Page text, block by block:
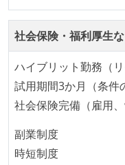
テストの実施度
ほとんどのプロダ
施している
機能の実装と同時
アジャイル実践
1ヶ月以下の短い
している
社会保険・福利厚生
ハイブリット勤務（リ
試用期間3か月（条件
社会保険完備（雇用
副業制度
時短制度